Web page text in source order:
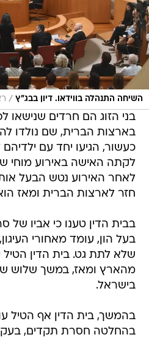
השיחה התנהלה בווידאו. דיון בבג"ץ /
בארצות הברית, שם נולדו
כעשור, הגיעו יחד עם
לקתה האישה באירוע מוחי
לאחר האירוע נטש הבעל
חזר לארצות הברית ומאז
בבית הדין טענו כי אביו של
בעל הון, עומד מאחורי
שלא לתת גט. בית הדין הטיל
מהארץ ומאז, במשך שלוש
בישראל.
בהמשך, בית הדין אף הטיל
בהחלטה חסרת תקדים,